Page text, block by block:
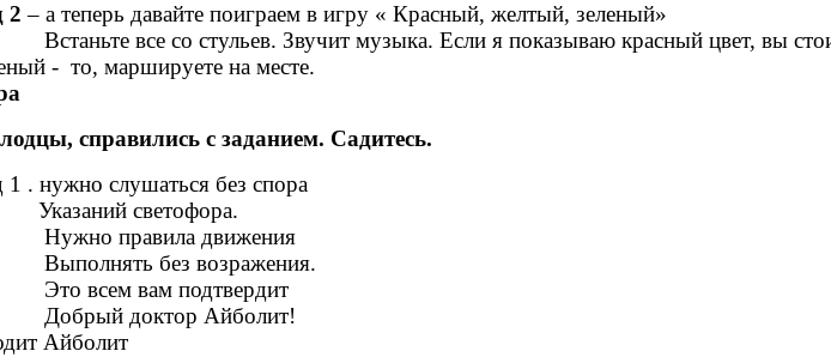
2 – а теперь давайте поиграем в игру « Красный, желтый, зеленый»
все со стульев. Звучит музыка. Если я показываю красный цвет, вы
- то, маршируете на месте.
справились с заданием. Садитесь.
1 . нужно слушаться без спора
светофора.
правила движения
без возражения.
всем вам подтвердит
доктор Айболит!
Айболит